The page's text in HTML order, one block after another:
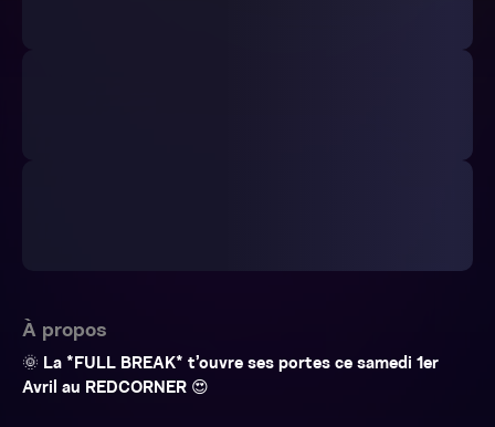
À propos
🌞 La *FULL BREAK* t’ouvre ses portes ce samedi 1er
Avril au REDCORNER 😍